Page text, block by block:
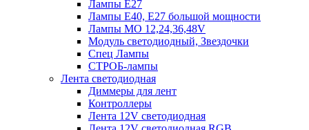
Лампы Е27
Лампы Е40, Е27 большой мощности
Лампы МО 12,24,36,48V
Модуль светодиодный, Звездочки
Спец Лампы
СТРОБ-лампы
Лента светодиодная
Диммеры для лент
Контроллеры
Лента 12V светодиодная